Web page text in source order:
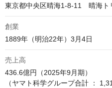
東京都中央区晴海1-8-11　晴海
創業
1889年（明治22年）3月4日
売上高
436.6億円（2025年9月期）
（ヤマト科学グループ合計 ：